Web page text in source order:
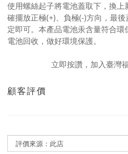
使用螺絲起子將電池蓋取下，換
確擺放正極(+)、負極(-)方向，最
定即可。本產品電池汞含量符合
電池回收，做好環境保護。
立即按讚，加入臺灣
顧客評價